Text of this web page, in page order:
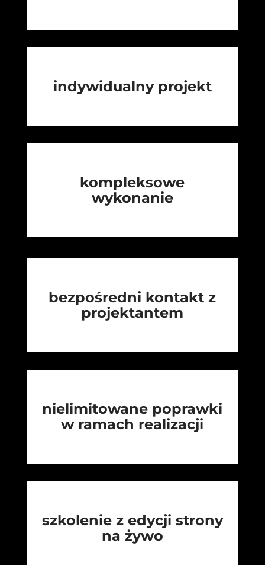
indywidualny projekt
kompleksowe
wykonanie
bezpośredni kontakt z
projektantem
nielimitowane poprawki
w ramach realizacji
szkolenie z edycji strony
na żywo